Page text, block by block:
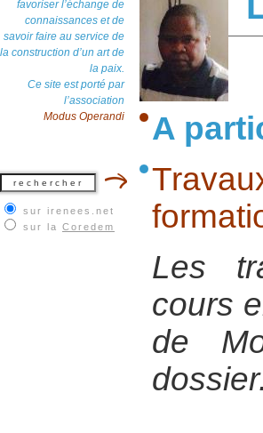
favoriser l’échange de
connaissances et de
savoir faire au service de
la construction d’un art de
la paix.
Ce site est porté par
l’association
Modus Operandi
sur irenees.net
sur la Coredem
A
Les
cours
de
dossier.